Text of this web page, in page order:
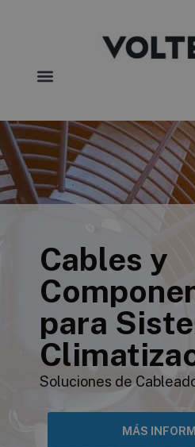
Cables y
para
Soluciones de
MÁS